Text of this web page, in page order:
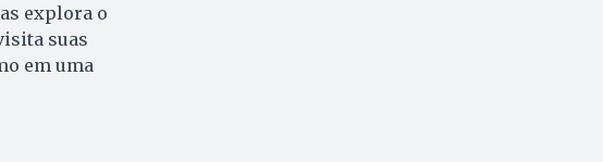
explora o
suas
em uma